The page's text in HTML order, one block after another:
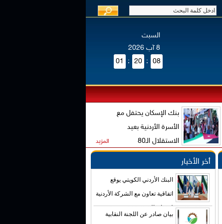
السبت
8 آب 2026
01
: 20 : 09
بنك الإسكان يحتفل مع
الأسرة الأردنية بعيد
الاستقلال الـ80
المزيد
أخر الأخبار
البنك الأردني الكويتي يوقع
اتفاقية تعاون مع الشركة الأردنية
لضمان القروض
بيان صادر عن اللجنة النقابية